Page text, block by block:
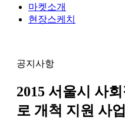
마켓소개
현장스케치
공지사항
2015 서울시 사
로 개척 지원 사업